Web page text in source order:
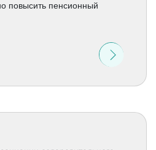
повысить пенсионный